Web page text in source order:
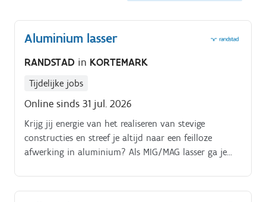
Aluminium lasser
RANDSTAD in KORTEMARK
Tijdelijke jobs
Online sinds 31 jul. 2026
Krijg jij energie van het realiseren van stevige
constructies en streef je altijd naar een feilloze
afwerking in aluminium? Als MIG/MAG lasser ga je
aluminium poorten en diverse onderdelen. Je werkt
in een professioneel team van metaalbewerkers waar